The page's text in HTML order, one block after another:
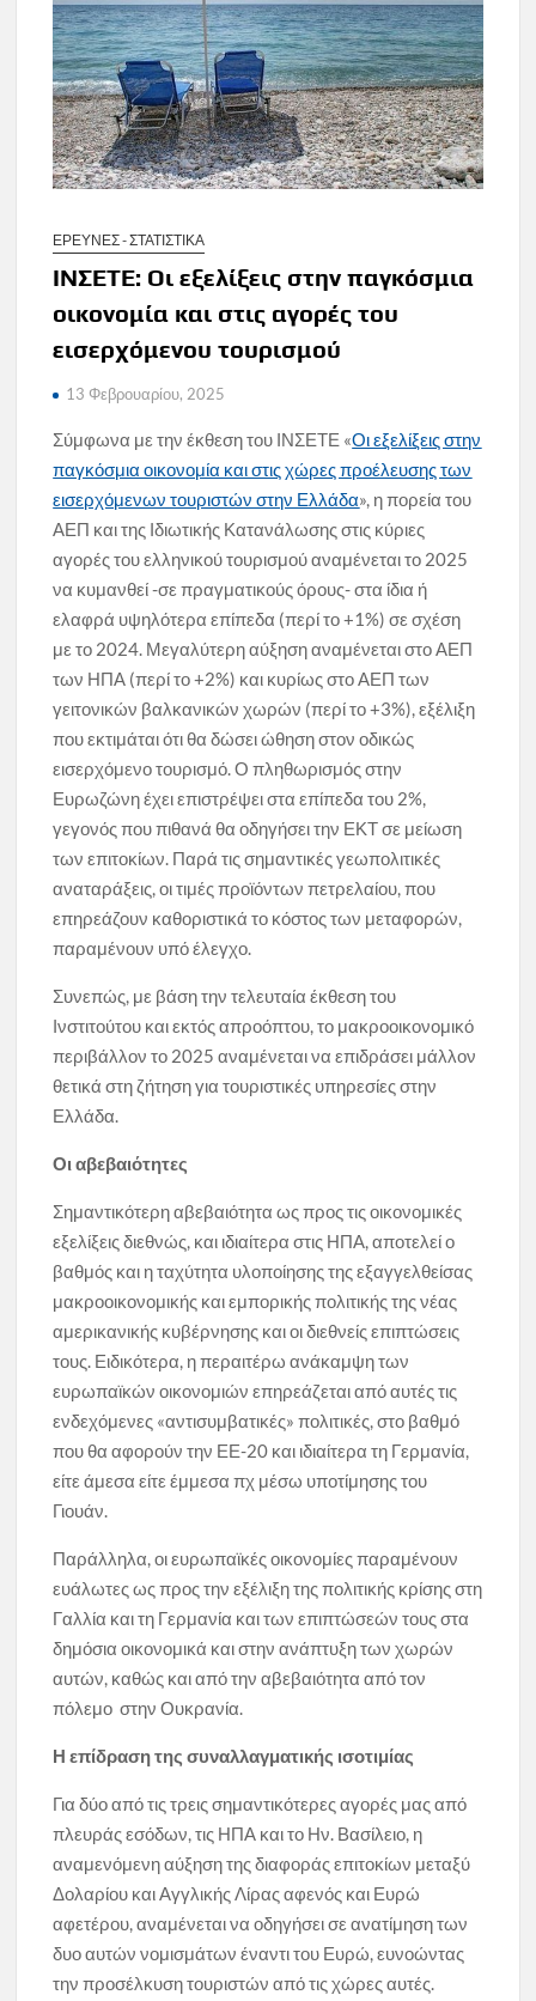
ΕΡΕΥΝΕΣ - ΣΤΑΤΙΣΤΙΚΑ
ΙΝΣΕΤΕ: Οι εξελίξεις στην παγκόσμια
οικονομία και στις αγορές του
εισερχόμενου τουρισμού
13 Φεβρουαρίου, 2025
Σύμφωνα με την έκθεση του ΙΝΣΕΤΕ «Οι εξελίξεις στην
παγκόσμια οικονομία και στις χώρες προέλευσης των
εισερχόμενων τουριστών στην Ελλάδα», η πορεία του
ΑΕΠ και της Ιδιωτικής Κατανάλωσης στις κύριες
αγορές του ελληνικού τουρισμού αναμένεται το 2025
να κυμανθεί -σε πραγματικούς όρους- στα ίδια ή
ελαφρά υψηλότερα επίπεδα (περί το +1%) σε σχέση
με το 2024. Μεγαλύτερη αύξηση αναμένεται στο ΑΕΠ
των ΗΠΑ (περί το +2%) και κυρίως στο ΑΕΠ των
γειτονικών βαλκανικών χωρών (περί το +3%), εξέλιξη
που εκτιμάται ότι θα δώσει ώθηση στον οδικώς
εισερχόμενο τουρισμό. Ο πληθωρισμός στην
Ευρωζώνη έχει επιστρέψει στα επίπεδα του 2%,
γεγονός που πιθανά θα οδηγήσει την ΕΚΤ σε μείωση
των επιτοκίων. Παρά τις σημαντικές γεωπολιτικές
αναταράξεις, οι τιμές προϊόντων πετρελαίου, που
επηρεάζουν καθοριστικά το κόστος των μεταφορών,
παραμένουν υπό έλεγχο.
Συνεπώς, με βάση την τελευταία έκθεση του
Ινστιτούτου και εκτός απροόπτου, το μακροοικονομικό
περιβάλλον το 2025 αναμένεται να επιδράσει μάλλον
θετικά στη ζήτηση για τουριστικές υπηρεσίες στην
Ελλάδα.
Οι αβεβαιότητες
Σημαντικότερη αβεβαιότητα ως προς τις οικονομικές
εξελίξεις διεθνώς, και ιδιαίτερα στις ΗΠΑ, αποτελεί ο
βαθμός και η ταχύτητα υλοποίησης της εξαγγελθείσας
μακροοικονομικής και εμπορικής πολιτικής της νέας
αμερικανικής κυβέρνησης και οι διεθνείς επιπτώσεις
τους. Ειδικότερα, η περαιτέρω ανάκαμψη των
ευρωπαϊκών οικονομιών επηρεάζεται από αυτές τις
ενδεχόμενες «αντισυμβατικές» πολιτικές, στο βαθμό
που θα αφορούν την ΕΕ-20 και ιδιαίτερα τη Γερμανία,
είτε άμεσα είτε έμμεσα πχ μέσω υποτίμησης του
Γιουάν.
Παράλληλα, οι ευρωπαϊκές οικονομίες παραμένουν
ευάλωτες ως προς την εξέλιξη της πολιτικής κρίσης στη
Γαλλία και τη Γερμανία και των επιπτώσεών τους στα
δημόσια οικονομικά και στην ανάπτυξη των χωρών
αυτών, καθώς και από την αβεβαιότητα από τον
πόλεμο στην Ουκρανία.
Η επίδραση της συναλλαγματικής ισοτιμίας
Για δύο από τις τρεις σημαντικότερες αγορές μας από
πλευράς εσόδων, τις ΗΠΑ και το Ην. Βασίλειο, η
αναμενόμενη αύξηση της διαφοράς επιτοκίων μεταξύ
Δολαρίου και Αγγλικής Λίρας αφενός και Ευρώ
αφετέρου, αναμένεται να οδηγήσει σε ανατίμηση των
δυο αυτών νομισμάτων έναντι του Ευρώ, ευνοώντας
την προσέλκυση τουριστών από τις χώρες αυτές.